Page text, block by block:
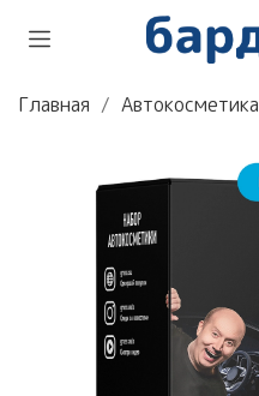
Главная Автокосметика